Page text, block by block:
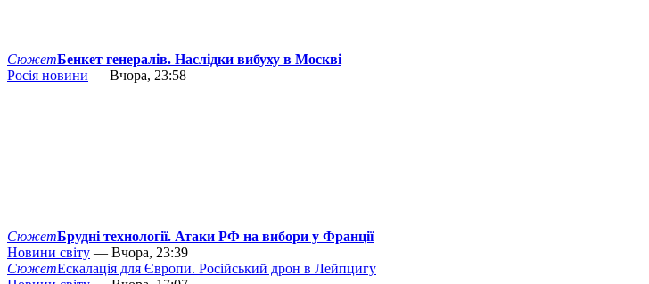
СюжетБенкет генералів. Наслідки вибуху в Москві
Росія новини — Вчора, 23:58
СюжетБрудні технології. Атаки РФ на вибори у Франції
Новини світу — Вчора, 23:39
СюжетЕскалація для Європи. Російський дрон в Лейпцигу